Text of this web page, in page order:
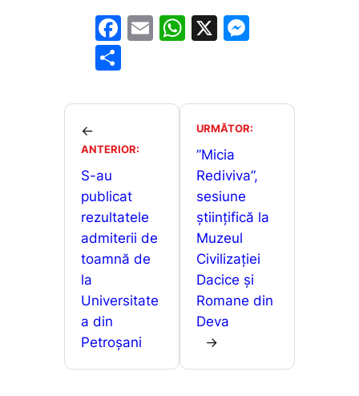
F
e
o
k
E
l
W
s
A
p
p
X
s
e
g
er
ta
a
z
ă
←
ANTERIOR:
S-au
publicat
rezultatele
admiterii de
toamnă de
la
Universitate
a din
Petroșani
URMĂTOR:
”Micia
Rediviva”,
sesiune
științifică la
Muzeul
Civilizației
Dacice și
Romane din
Deva
→